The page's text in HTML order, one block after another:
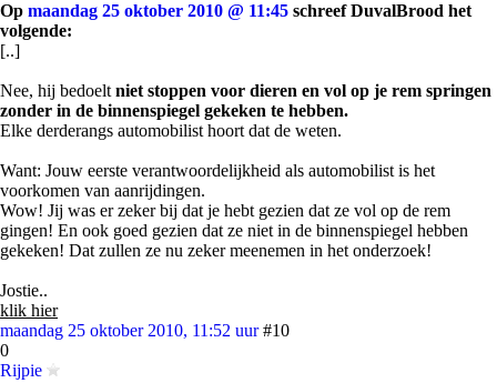
Op maandag 25 oktober 2010 @ 11:45 schreef DuvalBrood het
volgende:
[..]
Nee, hij bedoelt niet stoppen voor dieren en vol op je rem springen
zonder in de binnenspiegel gekeken te hebben.
Elke derderangs automobilist hoort dat de weten.
Want: Jouw eerste verantwoordelijkheid als automobilist is het
voorkomen van aanrijdingen.
Wow! Jij was er zeker bij dat je hebt gezien dat ze vol op de rem
gingen! En ook goed gezien dat ze niet in de binnenspiegel hebben
gekeken! Dat zullen ze nu zeker meenemen in het onderzoek!
Jostie..
klik hier
maandag 25 oktober 2010, 11:52 uur #10
0
Rijpie